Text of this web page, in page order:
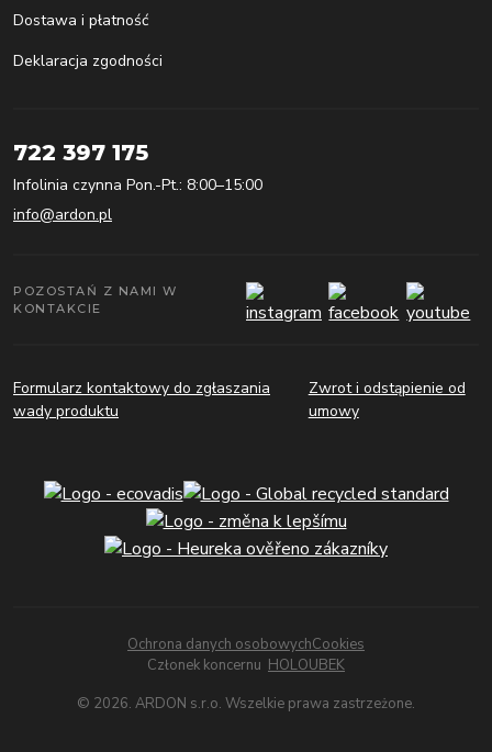
Dostawa i płatność
Deklaracja zgodności
722 397 175
Infolinia czynna Pon.-Pt.: 8:00–15:00
info@ardon.pl
POZOSTAŃ Z NAMI W
KONTAKCIE
Formularz kontaktowy do zgłaszania
wady produktu
Zwrot i odstąpienie od
umowy
Ochrona danych osobowychCookies
Członek koncernu HOLOUBEK
© 2026. ARDON s.r.o. Wszelkie prawa zastrzeżone.